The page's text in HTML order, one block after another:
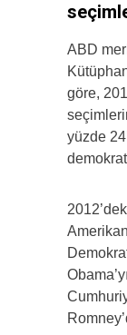
ABD
göre,
yüzde